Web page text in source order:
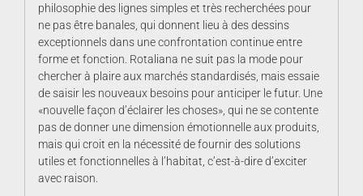
philosophie des lignes simples et très recherchées pour
ne pas être banales, qui donnent lieu à des dessins
exceptionnels dans une confrontation continue entre
forme et fonction. Rotaliana ne suit pas la mode pour
chercher à plaire aux marchés standardisés, mais essaie
de saisir les nouveaux besoins pour anticiper le futur. Une
«nouvelle façon d’éclairer les choses», qui ne se contente
pas de donner une dimension émotionnelle aux produits,
mais qui croit en la nécessité de fournir des solutions
utiles et fonctionnelles à l’habitat, c’est-à-dire d’exciter
avec raison.